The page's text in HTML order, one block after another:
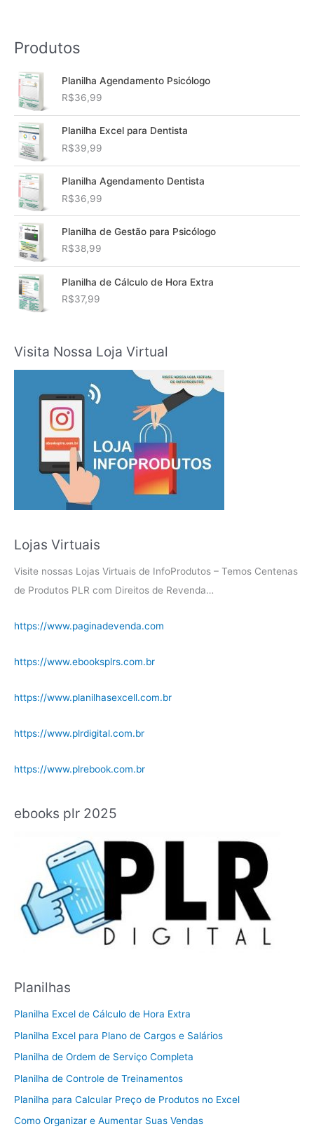
Produtos
Planilha Agendamento Psicólogo
R$36,99
Planilha Excel para Dentista
R$39,99
Planilha Agendamento Dentista
R$36,99
Planilha de Gestão para Psicólogo
R$38,99
Planilha de Cálculo de Hora Extra
R$37,99
Visita Nossa Loja Virtual
Lojas Virtuais
Visite nossas Lojas Virtuais de InfoProdutos – Temos Centenas
de Produtos PLR com Direitos de Revenda…
https://www.paginadevenda.com
https://www.ebooksplrs.com.br
https://www.planilhasexcell.com.br
https://www.plrdigital.com.br
https://www.plrebook.com.br
ebooks plr 2025
Planilhas
Planilha Excel de Cálculo de Hora Extra
Planilha Excel para Plano de Cargos e Salários
Planilha de Ordem de Serviço Completa
Planilha de Controle de Treinamentos
Planilha para Calcular Preço de Produtos no Excel
Como Organizar e Aumentar Suas Vendas